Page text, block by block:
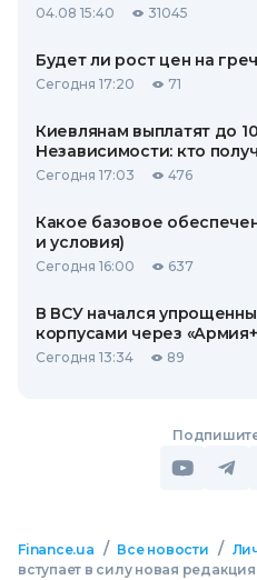
04.08 15:40 31045
Будет ли рост цен на
Сегодня 17:20 71
Киевлянам выплатят до
Независимости: кто
Сегодня 17:03 476
Какое базовое
и условия)
Сегодня 16:00 637
В ВСУ начался
корпусами через
Сегодня 13:34 89
Finance.ua / Все новости /
вступает в силу новая